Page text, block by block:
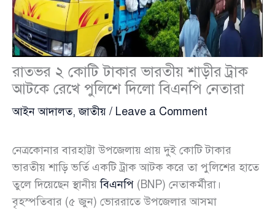
রাতভর ২ কোটি টাকার ভারতীয় শাড়ীর ট্রাক
আটকে রেখে পুলিশে দিলো বিএনপি নেতারা
আইন আদালত,জাতীয় / Leave a Comment
নেত্রকোনার বারহাট্টা উপজেলায় প্রায় দুই কোটি টাকার
ভারতীয় শাড়ি ভর্তি একটি ট্রাক আটক করে তা পুলিশের হাতে
তুলে দিয়েছেন স্থানীয়বিএনপি (BNP) নেতাকর্মীরা।
বৃহস্পতিবার (৫ জুন) ভোররাতে উপজেলার আসমা